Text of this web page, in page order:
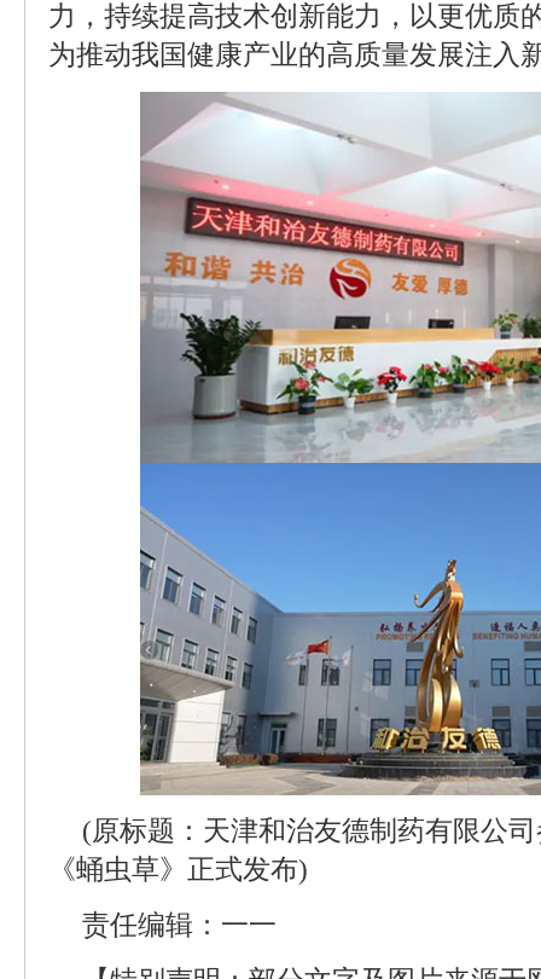
力，持续提高技术创新能力，以更优质
为推动我国健康产业的高质量发展注入
(原标题：天津和治友德制药有限公
《蛹虫草》正式发布)
责任编辑：一一